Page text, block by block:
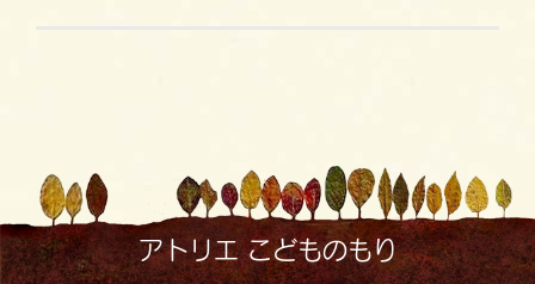
アトリエ こどものもり